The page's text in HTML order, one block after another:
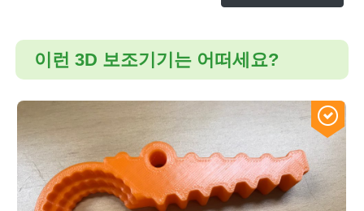
이런 3D 보조기기는 어떠세요?